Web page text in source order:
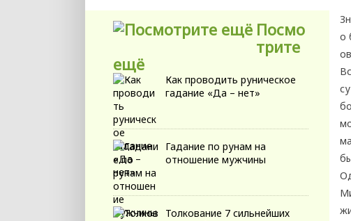
Посмо
трите
ещё
Как проводить руническое
гадание «Да – нет»
Гадание по рунам на
отношение мужчины
Толкование 7 сильнейших
о